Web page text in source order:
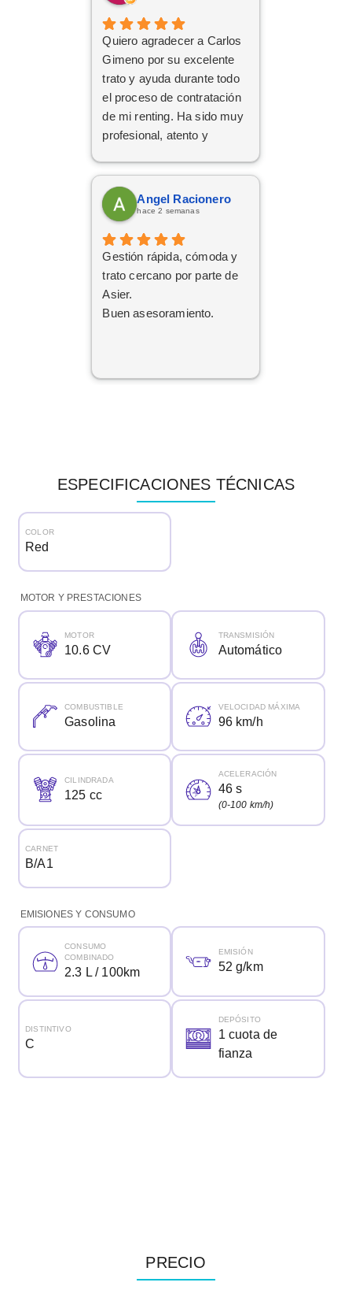
Quiero agradecer a Carlos
Gimeno por su excelente
trato y ayuda durante todo
el proceso de contratación
de mi renting. Ha sido muy
profesional, atento y
por todo!
Angel Racionero
hace 2 semanas
Gestión rápida, cómoda y
trato cercano por parte de
Asier.
Buen asesoramiento.
ESPECIFICACIONES TÉCNICAS
COLOR
Red
MOTOR Y PRESTACIONES
MOTOR
10.6 CV
TRANSMISIÓN
Automático
COMBUSTIBLE
Gasolina
VELOCIDAD MÁXIMA
96 km/h
CILINDRADA
125 cc
ACELERACIÓN
46 s
(0-100 km/h)
CARNET
B/A1
EMISIONES Y CONSUMO
CONSUMO
COMBINADO
2.3 L / 100km
EMISIÓN
52 g/km
DISTINTIVO
C
DEPÓSITO
1 cuota de
fianza
PRECIO